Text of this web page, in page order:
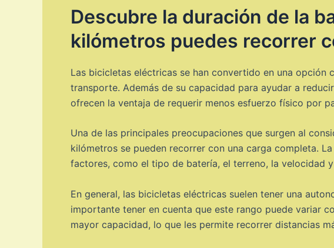
Descubre la duración de la
kilómetros puedes recorrer
Las bicicletas eléctricas se han convertido en una
transporte. Además de su capacidad para ayudar a
ofrecen la ventaja de requerir menos esfuerzo físico por
Una de las principales preocupaciones que surgen al
kilómetros se pueden recorrer con una carga completa.
factores, como el tipo de batería, el terreno, la velocidad
En general, las bicicletas eléctricas suelen tener una
importante tener en cuenta que este rango puede variar
mayor capacidad, lo que les permite recorrer distancias